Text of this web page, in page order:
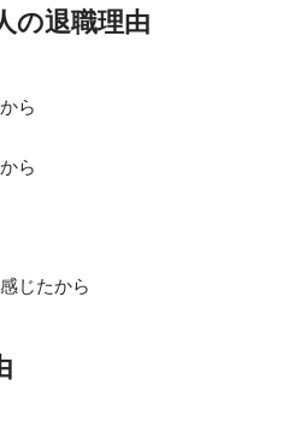
の退職理由
ら
ら
じたから